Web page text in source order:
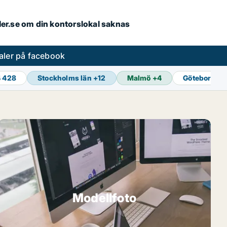
om din kontorslokal saknas
på facebook
428 Stockholms län +12 Malmö +4 Göteborg
Modellfoto